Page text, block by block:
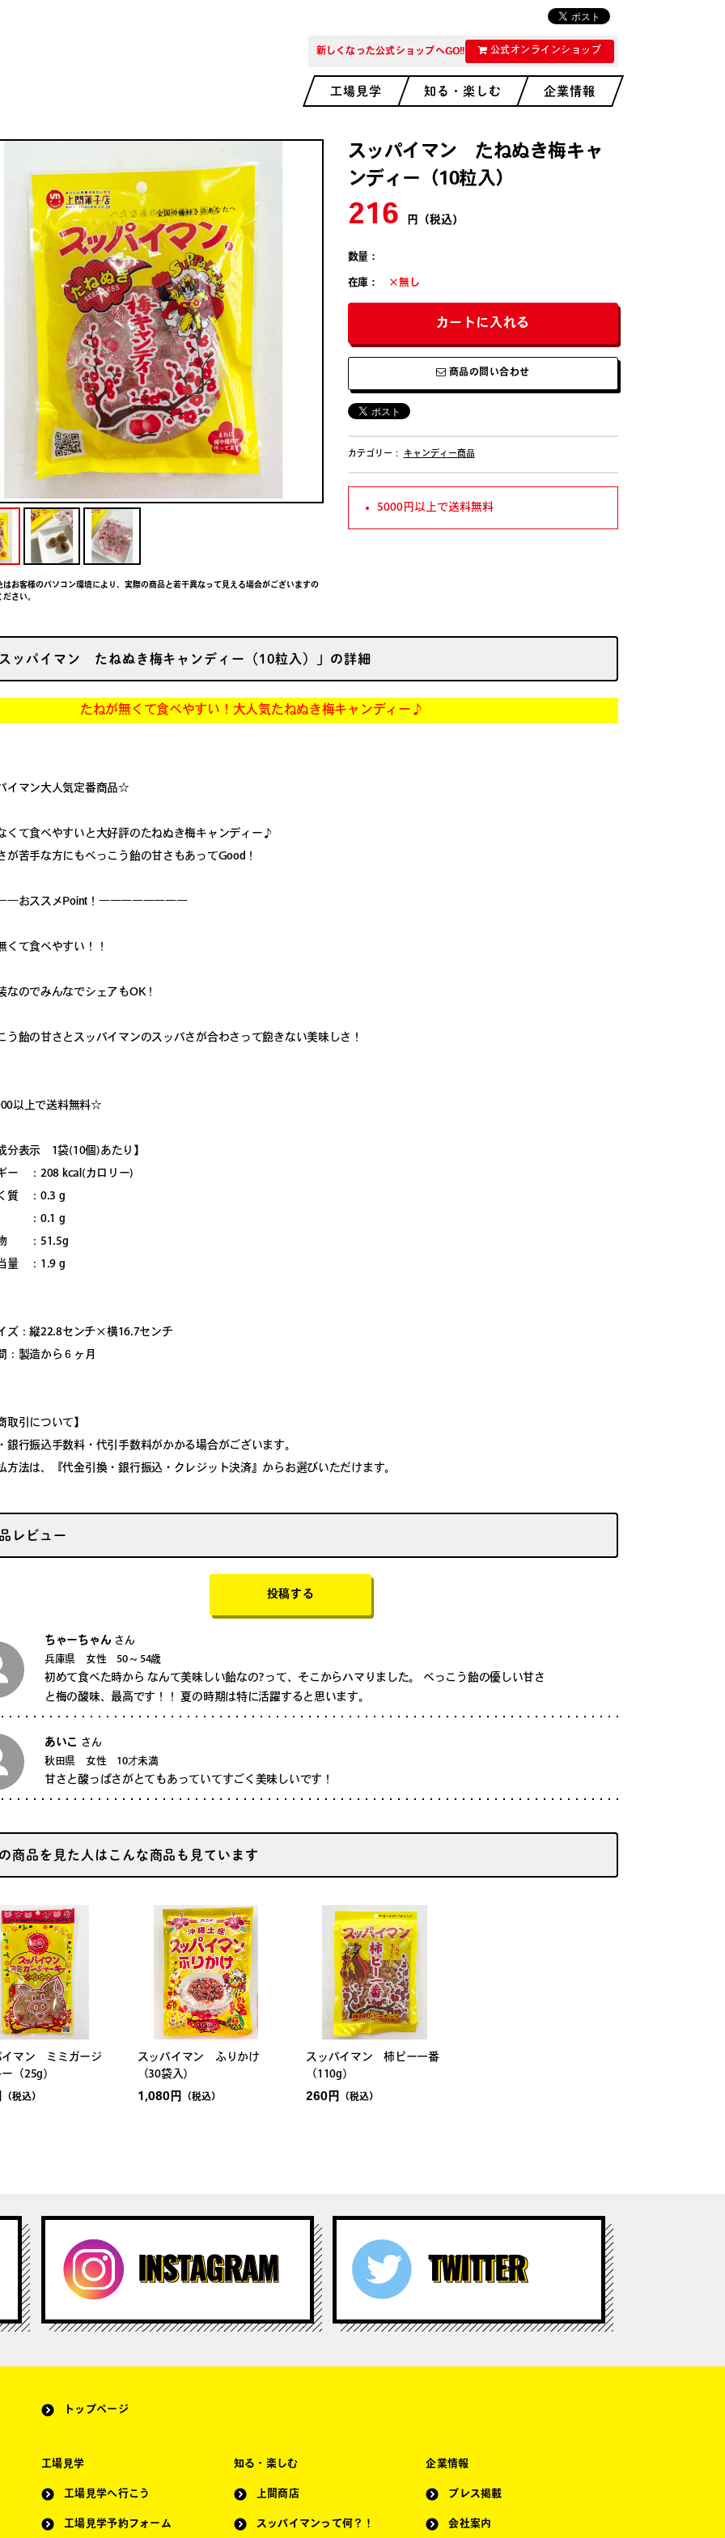
新しくなった公式ショップへGO!! 公式オンラインショップ
工場見学 知る・楽しむ 企業情報
お客様のパソコン環境により、実際の商品と若干異なって見える場合がございますの
さい。
スッパイマン たねぬき梅キャ
ンディー（10粒入）
216 円（税込）
数量：
在庫： ×無し
カートに入れる
商品の問い合わせ
カテゴリー： キャンディー商品
5000円以上で送料無料
スッパイマン たねぬき梅キャンディー（10粒入）」の詳細
たねが無くて食べやすい！大人気たねぬき梅キャンディー♪
イマン大人気定番商品☆
くて食べやすいと大好評のたねぬき梅キャンディー♪
が苦手な方にもべっこう飴の甘さもあってGood！
おススメPoint！――――――――
くて食べやすい！！
なのでみんなでシェアもOK！
う飴の甘さとスッパイマンのスッパさが合わさって飽きない美味しさ！
以上で送料無料☆
分表示 1袋(10個)あたり】
ー ：208 kcal(カロリー)
質 ：0.3 g
：0.1 g
物 ：51.5g
量 ：1.9 g
ズ：縦22.8センチ×横16.7センチ
：製造から６ヶ月
取引について】
銀行振込手数料・代引手数料がかかる場合がございます。
方法は、『代金引換・銀行振込・クレジット決済』からお選びいただけます。
レビュー
投稿する
ちゃーちゃん さん
兵庫県 女性 50 ~ 54歳
初めて食べた時から なんて美味しい飴なの?って、そこからハマりました。 べっこう飴の優しい甘さ
と梅の酸味、最高です！！ 夏の時期は特に活躍すると思います。
あいこ さん
秋田県 女性 10才未満
甘さと酸っぱさがとてもあっていてすごく美味しいです！
商品を見た人はこんな商品も見ています
イマン ミミガージ
（25g）
（税込）
スッパイマン ふりかけ
（30袋入）
1,080円
（税込）
スッパイマン 柿ピー一番
（110g）
260円
（税込）
トップページ
工場見学
工場見学へ行こう
工場見学予約フォーム
知る・楽しむ
上間商店
スッパイマンって何？！
企業情報
プレス掲載
会社案内